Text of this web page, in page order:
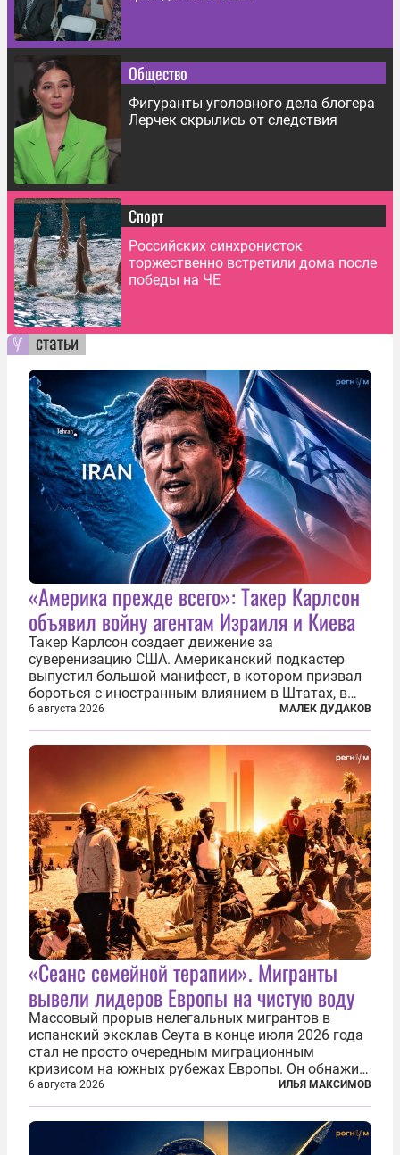
Общество
Фигуранты уголовного дела блогера
Лерчек скрылись от следствия
Спорт
Российских синхронисток
торжественно встретили дома после
победы на ЧЕ
статьи
«Америка прежде всего»: Такер Карлсон
объявил войну агентам Израиля и Киева
Такер Карлсон создает движение за
суверенизацию США. Американский подкастер
выпустил большой манифест, в котором призвал
бороться с иностранным влиянием в Штатах, в
первую очередь имея в виду Израиль. А также
прекратить заморские войны, выплатить
репарации Ирану, остановить прием мигрантов...
6 августа 2026 МАЛЕК ДУДАКОВ
«Сеанс семейной терапии». Мигранты
вывели лидеров Европы на чистую воду
Массовый прорыв нелегальных мигрантов в
испанский эксклав Сеута в конце июля 2026 года
стал не просто очередным миграционным
кризисом на южных рубежах Европы. Он обнажил
фундаментальный раскол внутри Евросоюза,
продемонстрировав, что десятилетиями
выстраивавшаяся миграционная политика ЕС
6 августа 2026 ИЛЬЯ МАКСИМОВ